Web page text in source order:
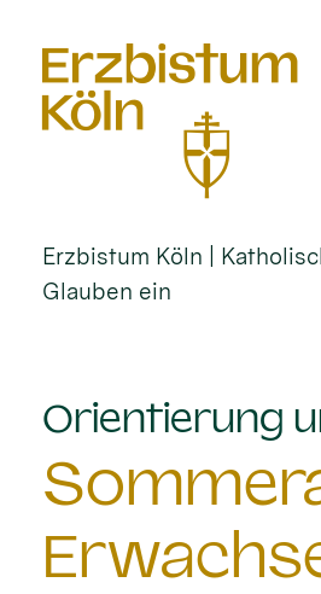
Erzbistum Köln |
Glauben ein
Orientierung